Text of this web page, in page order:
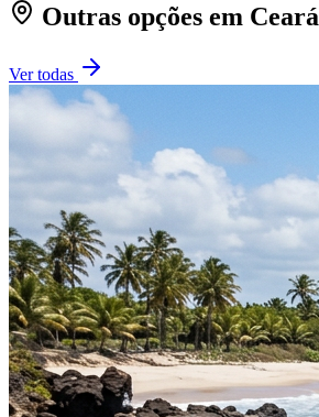
Outras opções em Ceará
Ver todas